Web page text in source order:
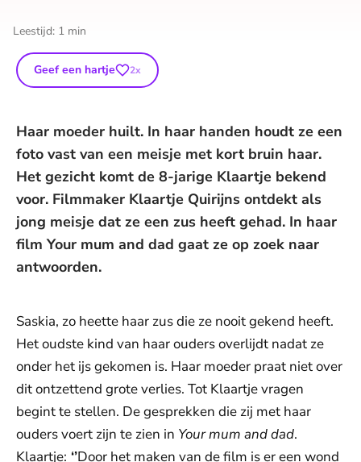
Leestijd: 1 min
Geef een hartje 2x
Haar moeder huilt. In haar handen houdt ze een
foto vast van een meisje met kort bruin haar.
Het gezicht komt de 8-jarige Klaartje bekend
voor. Filmmaker Klaartje Quirijns ontdekt als
jong meisje dat ze een zus heeft gehad. In haar
film Your mum and dad gaat ze op zoek naar
antwoorden.
Saskia, zo heette haar zus die ze nooit gekend heeft.
Het oudste kind van haar ouders overlijdt nadat ze
onder het ijs gekomen is. Haar moeder praat niet over
dit ontzettend grote verlies. Tot Klaartje vragen
begint te stellen. De gesprekken die zij met haar
ouders voert zijn te zien in Your mum and dad.
Klaartje: ‘’Door het maken van de film is er een wond